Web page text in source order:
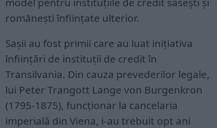
româneşti înfiinţate ulterior.
Saşii au fost primii care au luat iniţiativa
înfiinţări de instituţii de credit în
Transilvania. Din cauza prevederilor legale,
lui Peter Trangott Lange von Burgenkron
(1795-1875), funcţionar la cancelaria
imperială din Viena, i-au trebuit opt ani